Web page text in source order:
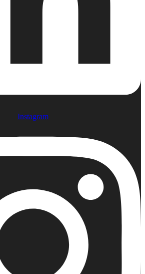
Instagram